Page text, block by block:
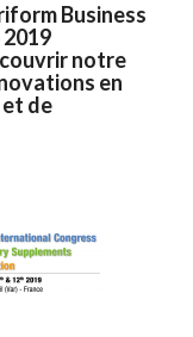
Business
notre
en
de